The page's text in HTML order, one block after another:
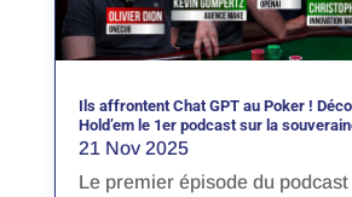
Ils affrontent Chat GPT au Poker !
Hold’em le 1er podcast sur la
21 Nov 2025
Le premier épisode du podcast